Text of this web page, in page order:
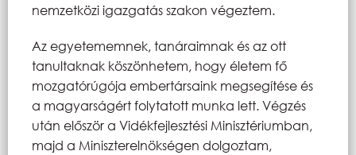
nemzetközi igazgatás szakon végeztem.
Az egyetememnek, tanáraimnak és az ott
tanultaknak köszönhetem, hogy életem fő
mozgatórúgója embertársaink megsegítése és
a magyarságért folytatott munka lett. Végzés
után először a Vidékfejlesztési Minisztériumban,
majd a Miniszterelnökségen dolgoztam,